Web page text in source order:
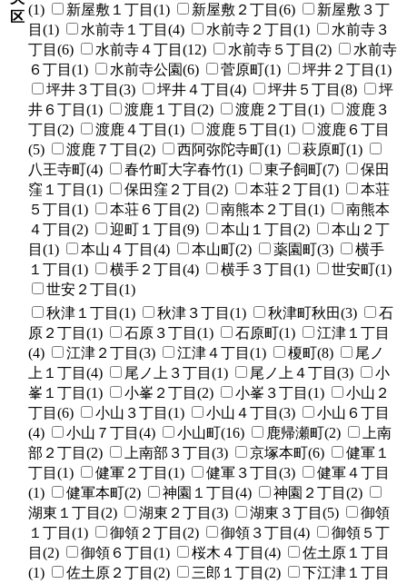
区 (1)
新屋敷１丁目(1) 新屋敷２丁目(6)
新屋敷３丁
目(1)
水前寺１丁目(4) 水前寺２丁目(1)
水前寺３
丁目(6)
水前寺４丁目(12) 水前寺５丁目(2)
水前寺
６丁目(1)
水前寺公園(6) 菅原町(1)
坪井２丁目(1)
坪井３丁目(3)
坪井４丁目(4) 坪井５丁目(8)
坪
井６丁目(1)
渡鹿１丁目(2) 渡鹿２丁目(1)
渡鹿３
丁目(2)
渡鹿４丁目(1) 渡鹿５丁目(1)
渡鹿６丁目
(5)
渡鹿７丁目(2) 西阿弥陀寺町(1)
萩原町(1)
八王寺町(4)
春竹町大字春竹(1) 東子飼町(7)
保田
窪１丁目(1)
保田窪２丁目(2) 本荘２丁目(1)
本荘
５丁目(1)
本荘６丁目(2) 南熊本２丁目(1)
南熊本
４丁目(2)
迎町１丁目(9) 本山１丁目(2)
本山２丁
目(1)
本山４丁目(4) 本山町(2) 薬園町(3)
横手
１丁目(1)
横手２丁目(4) 横手３丁目(1)
世安町(1)
世安２丁目(1)
秋津１丁目(1) 秋津３丁目(1) 秋津町秋田(3)
石
原２丁目(1)
石原３丁目(1) 石原町(1)
江津１丁目
(4)
江津２丁目(3) 江津４丁目(1) 榎町(8)
尾ノ
上１丁目(4)
尾ノ上３丁目(1) 尾ノ上４丁目(3)
小
峯１丁目(1)
小峯２丁目(2) 小峯３丁目(1)
小山２
丁目(6)
小山３丁目(1) 小山４丁目(3)
小山６丁目
(4)
小山７丁目(4) 小山町(16) 鹿帰瀬町(2)
上南
部２丁目(2)
上南部３丁目(3) 京塚本町(6)
健軍１
丁目(1)
健軍２丁目(1) 健軍３丁目(3)
健軍４丁目
(1)
健軍本町(2) 神園１丁目(4)
神園２丁目(2)
湖東１丁目(2)
湖東２丁目(3) 湖東３丁目(5)
御領
１丁目(1)
御領２丁目(2) 御領３丁目(4)
御領５丁
目(2)
御領６丁目(1) 桜木４丁目(4)
佐土原１丁目
(1)
佐土原２丁目(2) 三郎１丁目(2)
下江津１丁目